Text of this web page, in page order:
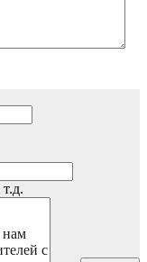
нам
с